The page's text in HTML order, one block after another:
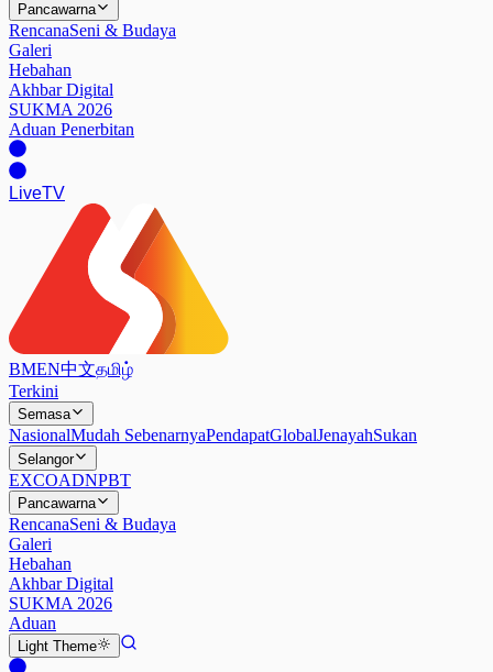
Pancawarna
RencanaSeni & Budaya
Galeri
Hebahan
Akhbar Digital
SUKMA 2026
Aduan Penerbitan
LiveTV
BMEN中文தமிழ்
Terkini
Semasa
NasionalMudah SebenarnyaPendapatGlobalJenayahSukan
Selangor
EXCOADNPBT
Pancawarna
RencanaSeni & Budaya
Galeri
Hebahan
Akhbar Digital
SUKMA 2026
Aduan
Light Theme